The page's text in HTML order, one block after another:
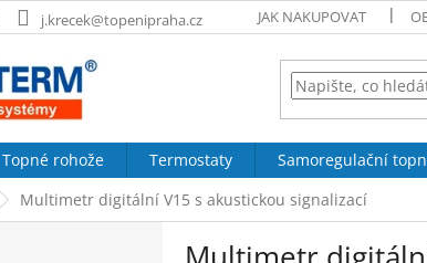
j.krecek@topenipraha.cz JAK NAKUPOVAT
Topné rohože Termostaty Samoregulační
Multimetr digitální V15 s akustickou signalizací